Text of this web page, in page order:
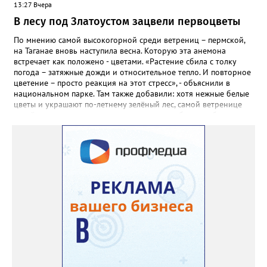
месяца, а место посадки - мульчировать мелкой корой. Семена
самосевом в ней отлично прорастают. Если иногда срезать
сухие цветы и стряхивать семена вокруг куртины, лаванда
весной прорастет сама. Ещё один секрет – этот символ
Прованса не любит «вкусную» почву. Добавляйте в посадочную
яму гравий и песок – требуется хороший дренаж. В первый год
Екатерина рекомендует цветы убирать, чтобы силы куста
пошли на наращивание корневой системы. А со второго года
пусть лаванда цветёт во всю силу! Фото: Екатерина Бойко,
специально для «Златоуст.инфо». Обсуждение новости здесь
13:27 Вчера
В лесу под Златоустом зацвели первоцветы
По мнению самой высокогорной среди ветрениц – пермской,
на Таганае вновь наступила весна. Которую эта анемона
встречает как положено - цветами. «Растение сбила с толку
погода – затяжные дожди и относительное тепло. И повторное
цветение – просто реакция на этот стресс», - объяснили в
национальном парке. Там также добавили: хотя нежные белые
цветы и украшают по-летнему зелёный лес, самой ветренице
силы перед долгой зимовкой.